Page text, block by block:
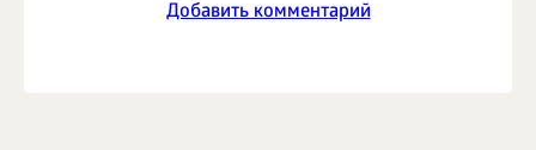
Добавить комментарий